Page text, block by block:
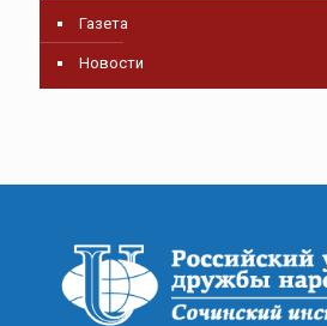
Газета
Новости